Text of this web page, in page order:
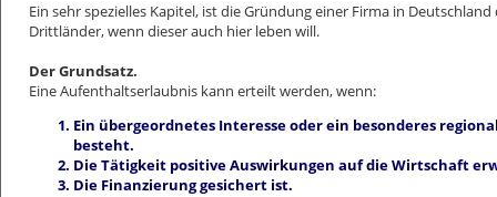
Ein sehr spezielles Kapitel, ist die Gründung einer Firma in
Drittländer, wenn dieser auch hier leben will.
Der Grundsatz.
Eine Aufenthaltserlaubnis kann erteilt werden, wenn:
Ein übergeordnetes Interesse oder ein besonderes
besteht.
Die Tätigkeit positive Auswirkungen auf die Wirtschaft
Die Finanzierung gesichert ist.